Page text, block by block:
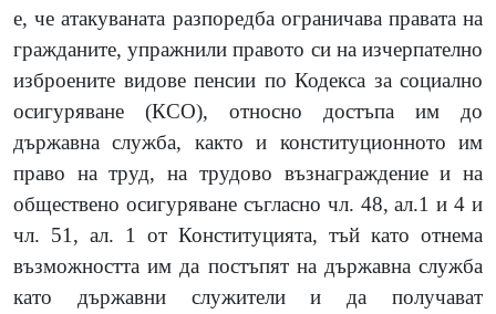
е, че атакуваната разпоредба ограничава правата на
гражданите, упражнили правото си на изчерпателно
изброените видове пенсии по Кодекса за социално
осигуряване (КСО), относно достъпа им до
държавна служба, както и конституционното им
право на труд, на трудово възнаграждение и на
обществено осигуряване съгласно чл. 48, ал.1 и 4 и
чл. 51, ал. 1 от Конституцията, тъй като отнема
възможността им да постъпят на държавна служба
като държавни служители и да получават